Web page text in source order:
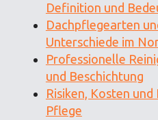
Definition und
Dachpflegearten
Unterschiede im
Professionelle
und Beschichtung
Risiken, Kosten
Pflege